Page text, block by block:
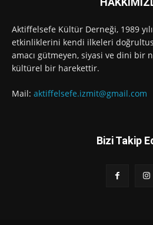
Aktiffelsefe Kültür Derneği, 1989
etkinliklerini kendi ilkeleri
amacı gütmeyen, siyasi ve dini bir
kültürel bir harekettir.
Mail: aktiffelsefe.izmit@gmail.com
Bizi Takip